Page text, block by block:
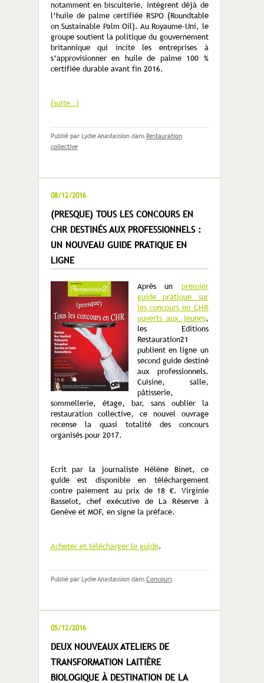
notamment en biscuiterie, intègrent déjà de
l’huile de palme certifiée RSPO (Roundtable
on Sustainable Palm Oil). Au Royaume-Uni, le
groupe soutient la politique du gouvernement
britannique qui incite les entreprises à
s’approvisionner en huile de palme 100 %
certifiée durable avant fin 2016.
(suite…)
Publié par Lydie Anastassion dans Restauration
collective
08/12/2016
(PRESQUE) TOUS LES CONCOURS EN
CHR DESTINÉS AUX PROFESSIONNELS :
UN NOUVEAU GUIDE PRATIQUE EN
LIGNE
Après un premier
guide pratique sur
les concours en CHR
ouverts aux jeunes,
les Editions
Restauration21
publient en ligne un
second guide destiné
aux professionnels.
Cuisine, salle,
pâtisserie,
sommellerie, étage, bar, sans oublier la
restauration collective, ce nouvel ouvrage
recense la quasi totalité des concours
organisés pour 2017.
Ecrit par la journaliste Hélène Binet, ce
guide est disponible en téléchargement
contre paiement au prix de 18 €. Virginie
Basselot, chef exécutive de La Réserve à
Genève et MOF, en signe la préface.
Acheter et télécharger le guide.
Publié par Lydie Anastassion dans Concours
05/12/2016
DEUX NOUVEAUX ATELIERS DE
TRANSFORMATION LAITIÈRE
BIOLOGIQUE À DESTINATION DE LA